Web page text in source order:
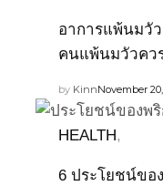
อาการแพ้นมวั
คนแพ้นมวัวควร
by KinnNovember
HEALTH,
6 ประโยชน์ขอ